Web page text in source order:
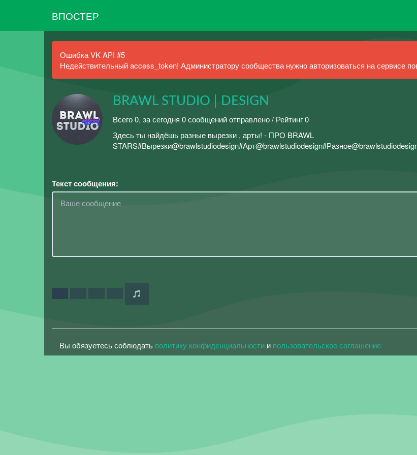
ВПОСТЕР
Ошибка VK API #5
Недействительный access_token! Администратору сообщества нужно авторизоваться на сервисе
BRAWL STUDIO | DESIGN
Всего 0, за сегодня 0 сообщений отправлено / Рейтинг 0
Здесь ты найдёшь разные вырезки , арты! - ПРО BRAWL
Текст сообщения:
Вы обязуетесь соблюдать политику конфиденциальности и пользовательское соглашение